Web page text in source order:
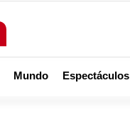
Mundo Espectáculos